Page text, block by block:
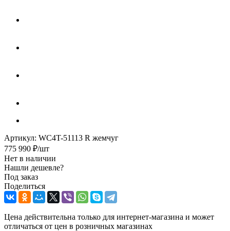
Артикул: WC4T-51113 R жемчуг
775 990 ₽/шт
Нет в наличии
Нашли дешевле?
Под заказ
Поделиться
Цена действительна только для интернет-магазина и может
отличаться от цен в розничных магазинах